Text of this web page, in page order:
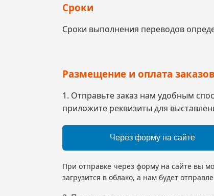
Сроки
Сроки выполнения переводов
Размещение и оплата заказов
1. Отправьте заказ нам удобным
приложите реквизиты для
Через форму на сайте
При отправке через форму на сайте вы
загрузится в облако, а нам будет